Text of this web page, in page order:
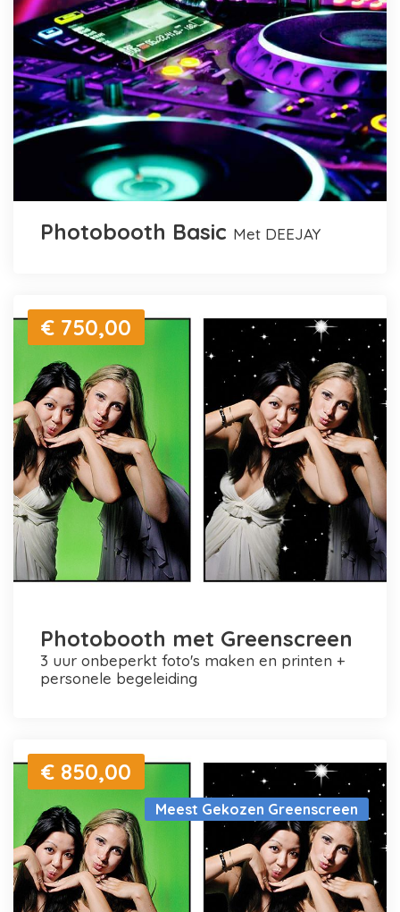
Photobooth Basic met DEEJAY
€ 750,00
Photobooth met Greenscreen
3 uur onbeperkt foto's maken en printen +
personele begeleiding
Meest Gekozen Greenscreen
€ 850,00